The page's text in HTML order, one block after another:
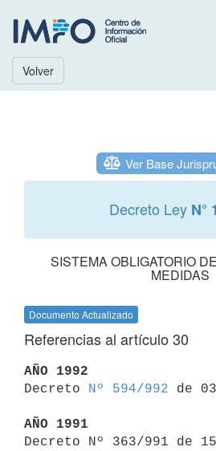
Volver
Ver Base
Decreto Ley N°
SISTEMA OBLIGATORIO
MEDIDAS
Documento Actualizado
Referencias al artículo 30
AÑO 1992
Decreto
Nº 594/992 de
AÑO 1991
Decreto Nº 363/991 de